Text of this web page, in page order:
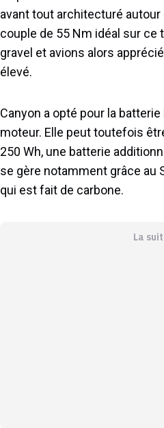
avant tout architecturé
couple de 55 Nm idéal sur
gravel et avions alors
élevé.
Canyon a opté pour la
moteur. Elle peut toutefois
250 Wh, une batterie
se gère notamment grâce au
qui est fait de carbone.
La